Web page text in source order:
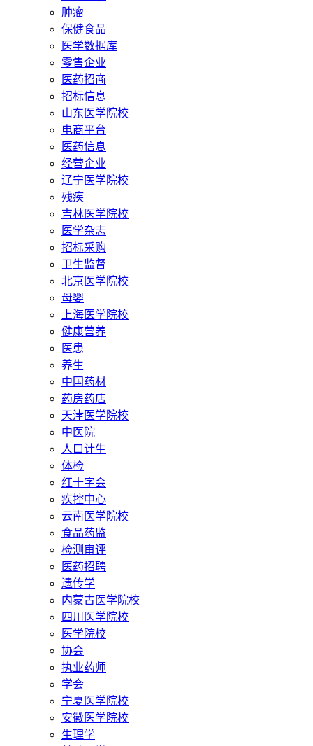
肿瘤
保健食品
医学数据库
零售企业
医药招商
招标信息
山东医学院校
电商平台
医药信息
经营企业
辽宁医学院校
残疾
吉林医学院校
医学杂志
招标采购
卫生监督
北京医学院校
母婴
上海医学院校
健康营养
医患
养生
中国药材
药房药店
天津医学院校
中医院
人口计生
体检
红十字会
疾控中心
云南医学院校
食品药监
检测审评
医药招聘
遗传学
内蒙古医学院校
四川医学院校
医学院校
协会
执业药师
学会
宁夏医学院校
安徽医学院校
生理学